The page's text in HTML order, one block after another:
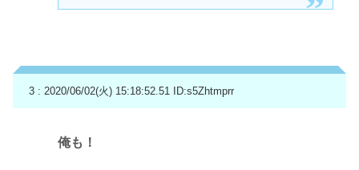
3 : 2020/06/02(火) 15:18:52.51 ID:s5Zhtmprr
俺も！